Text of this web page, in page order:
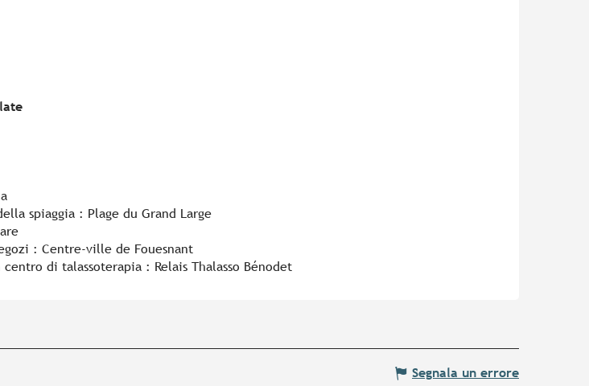
spiaggia : Plage du Grand Large
: Centre-ville de Fouesnant
centro di talassoterapia : Relais Thalasso Bénodet
Segnala un errore